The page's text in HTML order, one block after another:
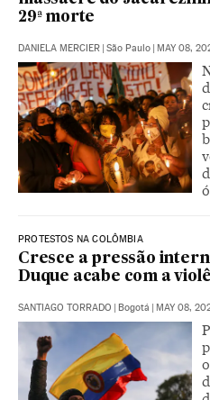
29ª morte
DANIELA MERCIER | São Paulo | MAY 08,
PROTESTOS NA COLÔMBIA
Cresce a pressão
Duque acabe com a
SANTIAGO TORRADO | Bogotá | MAY 08,